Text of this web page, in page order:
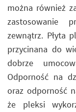
można również
zastosowanie
zewnątrz. Płyta
przycinana do
dobrze
Odporność na
oraz odporność
że pleksi